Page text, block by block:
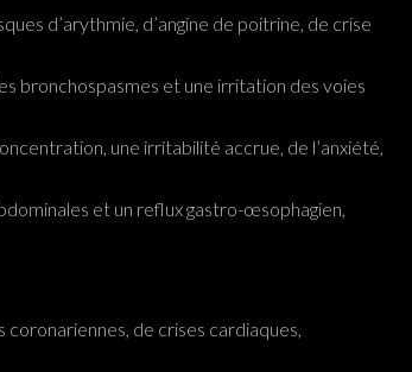
d’arythmie, d’angine de poitrine, de crise
bronchospasmes et une irritation des voies
une irritabilité accrue, de l’anxiété,
et un reflux gastro-œsophagien,
de crises cardiaques,